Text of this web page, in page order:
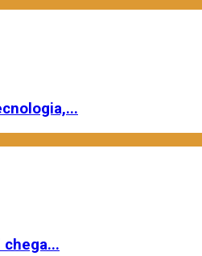
chega...